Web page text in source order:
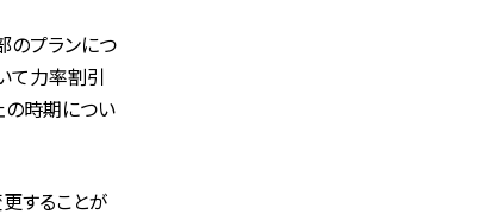
のプランにつ
て力率割引
の時期につい
することが